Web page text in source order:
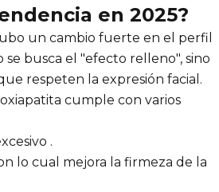
en 2025?
un cambio fuerte en el perfil
se busca el "efecto relleno", sino
respeten la expresión facial.
cumple con varios
.
lo cual mejora la firmeza de la